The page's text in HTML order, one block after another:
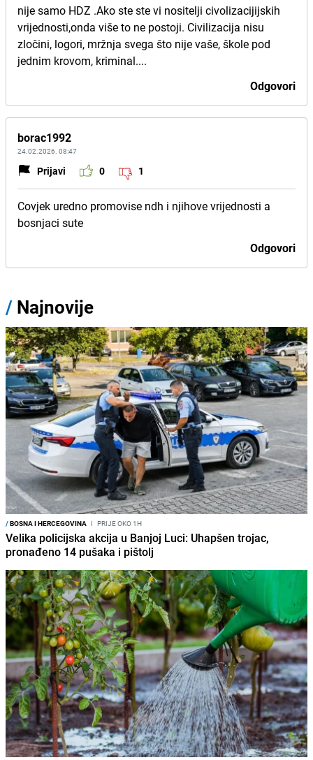
nije samo HDZ .Ako ste ste vi nositelji civolizacijijskih
vrijednosti,onda više to ne postoji. Civilizacija nisu
zločini, logori, mržnja svega što nije vaše, škole pod
jednim krovom, kriminal....
Odgovori
borac1992
24.02.2026. 08:47
Prijavi 0 1
Covjek uredno promovise ndh i njihove vrijednosti a
bosnjaci sute
Odgovori
/ Najnovije
/BOSNA I HERCEGOVINA I PRIJE OKO 1H
Velika policijska akcija u Banjoj Luci: Uhapšen trojac,
pronađeno 14 pušaka i pištolj